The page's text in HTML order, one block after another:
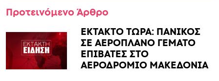
Προτεινόμενο Άρθρο
ΕΚΤΑΚΤΟ ΤΩΡΑ: ΠΑΝΙΚΟΣ
ΣΕ ΑΕΡΟΠΛΑΝΟ ΓΕΜΑΤΟ
ΕΠΙΒΑΤΕΣ ΣΤΟ
ΑΕΡΟΔΡΟΜΙΟ ΜΑΚΕΔΟΝΙΑ